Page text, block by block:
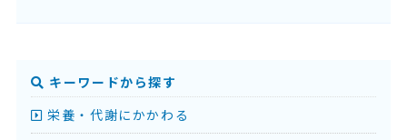
キーワードから探す
栄養・代謝にかかわる